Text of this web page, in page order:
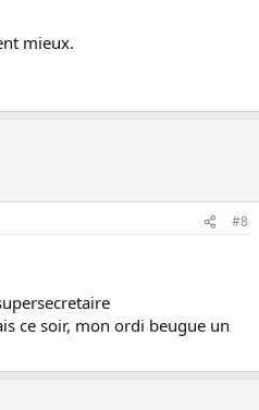
mieux.
#8
ce soir, mon ordi beugue un